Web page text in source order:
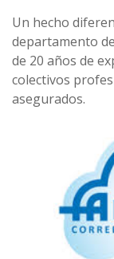
Un hecho
departamento
de 20 años de
colectivos
asegurados.